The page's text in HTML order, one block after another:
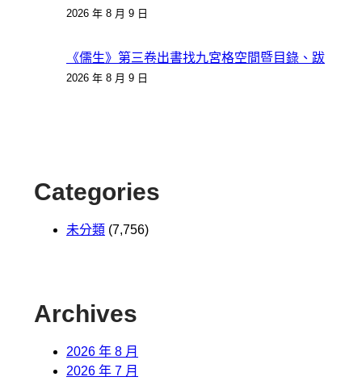
2026 年 8 月 9 日
《儒生》第三卷出書找九宮格空間暨目錄、跋
2026 年 8 月 9 日
Categories
未分類 (7,756)
Archives
2026 年 8 月
2026 年 7 月